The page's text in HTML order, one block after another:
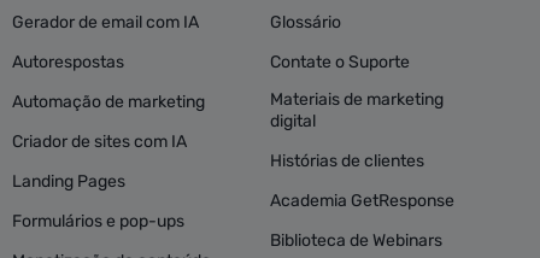
Gerador de email com IA
Autorespostas
Automação de marketing
Criador de sites com IA
Landing Pages
Formulários e pop-ups
Glossário
Contate o Suporte
Materiais de marketing
digital
Histórias de clientes
Academia GetResponse
Biblioteca de Webinars